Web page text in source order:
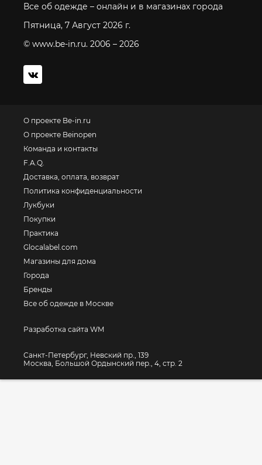
Все об одежде – онлайн и в магазинах города
Пятница, 7 Август 2026 г.
© www.be-in.ru. 2006 – 2026
О проекте Be-in.ru
О проекте Beinopen
Команда и контакты
F.A.Q.
Доставка, оплата, возврат
Политика конфиденциальности
Лукбуки
Покупки
Практика
Glocalabel.com
Магазины для дома
Города
Бренды
Все об одежде в Москве
Разработка сайта WM
Санкт-Петербург, Невский пр., 139
Москва, Большой Ордынский пер., 4, стр. 2